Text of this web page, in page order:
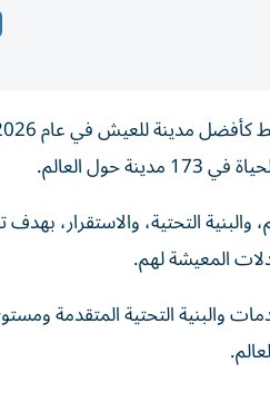
العالم.
التحتية، والاستقرار،
المعيشة لهم.
والبنية التحتية المتقدمة